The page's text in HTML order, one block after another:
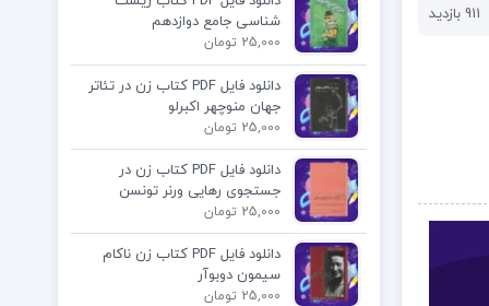
911 بازدید
شناسی جامع دوازدهم
25,000 تومان
دانلود فایل PDF کتاب زن در تئاتر
جهان منوچهر اکبرلو
25,000 تومان
دانلود فایل PDF کتاب زن در
جستجوی رهایی ورنر تونسن
25,000 تومان
دانلود فایل PDF کتاب زن ناکام
سیمون دوبوآر
25,000 تومان